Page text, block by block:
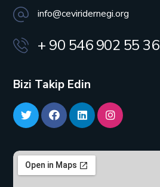
info@ceviridernegi.org
+ 90 546 902 55 36
Bizi Takip Edin